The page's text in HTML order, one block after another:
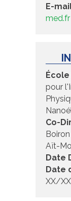
E-
med.fr
pour
Co-
Aït-
Date
Date
XX/